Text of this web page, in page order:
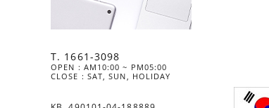
T. 1661-3098
OPEN : AM10:00 ~ PM05:00
CLOSE : SAT, SUN, HOLIDAY